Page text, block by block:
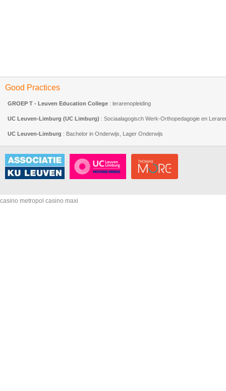
Good Practices
GROEP T - Leuven Education College : lerarenopleiding
UC Leuven-Limburg (UC Limburg) : Sociaalagogisch Werk-Orthopedagogie en
UC Leuven-Limburg : Bachelor in Onderwijs, Lager Onderwijs
casino metropol casino maxi